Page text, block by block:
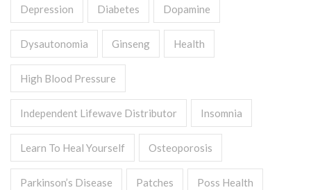
Depression Diabetes Dopamine
Dysautonomia Ginseng Health
High Blood Pressure
Independent Lifewave Distributor Insomnia
Learn To Heal Yourself Osteoporosis
Parkinson’s Disease Patches Poss Health